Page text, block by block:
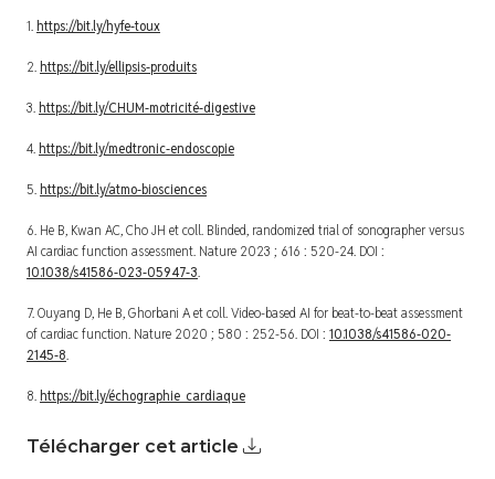
1.https://bit.ly/hyfe-toux
2.https://bit.ly/ellipsis-produits
3.https://bit.ly/CHUM-motricité-digestive
4.https://bit.ly/medtronic-endoscopie
5.https://bit.ly/atmo-biosciences
6. He B, Kwan AC, Cho JH et coll. Blinded, randomized trial of sonographer versus
AI cardiac function assessment. Nature 2023 ; 616 : 520-24. DOI :
10.1038/s41586-023-05947-3.
7. Ouyang D, He B, Ghorbani A et coll. Video-based AI for beat-to-beat assessment
of cardiac function. Nature 2020 ; 580 : 252-56. DOI : 10.1038/s41586-020-
2145-8.
8.https://bit.ly/échographie_cardiaque
Télécharger cet article